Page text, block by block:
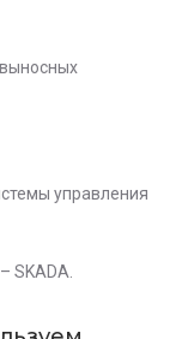
управления
SKADA.